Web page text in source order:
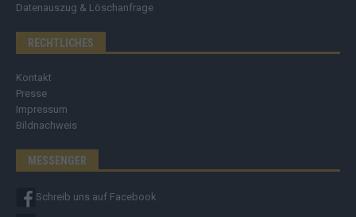
Datenauszug & Löschanfrage
RECHTLICHES
Kontakt
Presse
Impressum
Bildnachweis
MESSENGER
Schreib uns auf Facebook